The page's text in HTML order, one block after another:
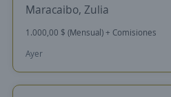
Maracaibo, Zulia
1.000,00 $ (Mensual) + Comisiones
Ayer